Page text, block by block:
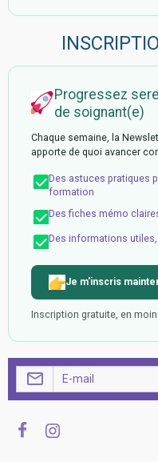
Progressez
de soignant(e)
Chaque semaine, la
apporte de quoi avancer
Des astuces pratiques
formation
Des fiches mémo
Des informations
Je m'inscris
Inscription gratuite, en